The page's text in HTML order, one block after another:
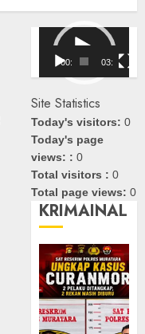
Pemutar
Video
00:00 03:08
Site Statistics
Today's visitors:0
Today's page
views: :0
Total visitors :0
Total page views:0
KRIMAINAL